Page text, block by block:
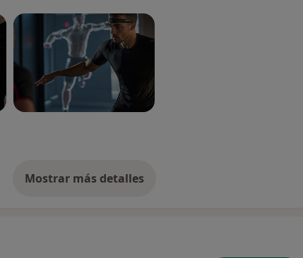
Mostrar más detalles
sobre la experiencia